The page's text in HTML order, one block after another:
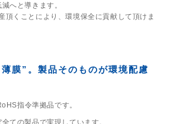
へと導きます。
頂くことにより、環境保全に貢献して頂けま
薄膜”。製品そのものが環境配慮
指令準拠品です。
ての製品で実現しています。